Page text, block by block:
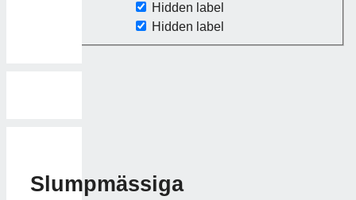
Hidden label
Hidden label
Slumpmässiga